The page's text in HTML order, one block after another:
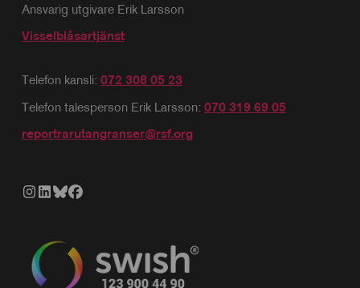
Ansvarig utgivare Erik Larsson
Visselblåsartjänst
Telefon kansli: 072 308 05 23
Telefon talesperson Erik Larsson: 070 319 69 05
reportrarutangranser@rsf.org